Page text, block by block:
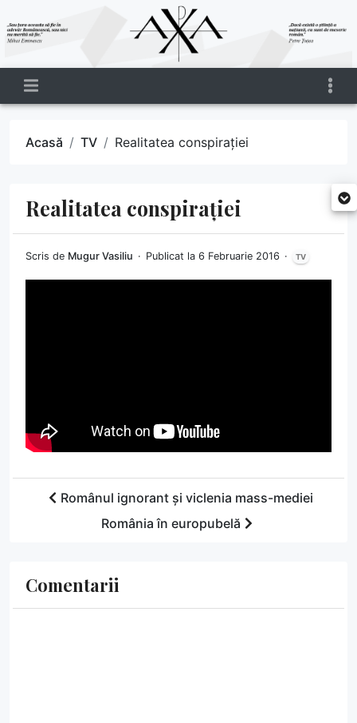
Acasă TV Realitatea conspirației
Realitatea conspirației
Scris de Mugur Vasiliu Publicat la 6 Februarie 2016 TV
Românul ignorant și viclenia mass-mediei
România în europubelă
Comentarii